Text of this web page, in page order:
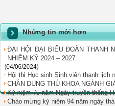
Những tin mới hơn
ĐẠI HỘI ĐẠI BIỂU ĐOÀN THANH
NHIỆM KỲ 2024 – 2027.
(04/06/2024)
Hội thi Học sinh Sinh viên thanh lịch
CHÂN DUNG THỦ KHOA NGÀNH
Kỷ niệm 75 năm Ngày truyền thống
Chào mừng kỷ niệm 94 năm ngày